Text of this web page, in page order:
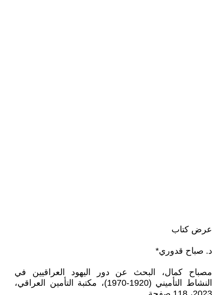
عرض كتاب
د. صباح قدوري*
مصباح كمال، البحث عن دور اليهود العراقيين في
النشاط التأميني (1920-1970)، مكتبة التأمين العراقي،